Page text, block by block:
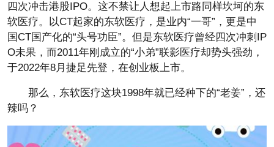
四次冲击港股IPO。这不禁让人想起上市路同样坎坷的东
软医疗。以CT起家的东软医疗，是业内“一哥”，更是中
国CT国产化的“头号功臣”。但是东软医疗曾经四次冲刺IP
O未果，而2011年刚成立的“小弟”联影医疗却势头强劲，
于2022年8月捷足先登，在创业板上市。
那么，东软医疗这块1998年就已经种下的“老姜”，还
辣吗？